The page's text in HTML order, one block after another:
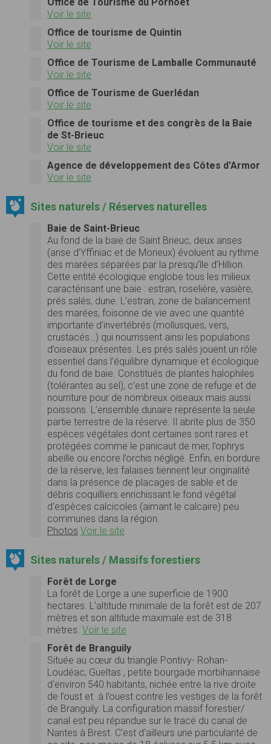
Voir le site
Office de tourisme de Quintin
Voir le site
Office de Tourisme de Lamballe Communauté
Voir le site
Office de Tourisme de Guerlédan
Voir le site
Office de tourisme et des congrès de la Baie
de St-Brieuc
Voir le site
Agence de développement des Côtes d'Armor
Voir le site
Sites naturels / Réserves naturelles
Baie de Saint-Brieuc
Au fond de la baie de Saint Brieuc, deux anses
(anse d’Yffiniac et de Morieux) évoluent au rythme
des marées séparées par la presqu’île d’Hillion.
Cette entité écologique englobe tous les milieux
caractérisant une baie : estran, roselière, vasière,
prés salés, dune. L’estran, zone de balancement
des marées, foisonne de vie avec une quantité
importante d’invertébrés (mollusques, vers,
crustacés…) qui nourrissent ainsi les populations
d’oiseaux présentes. Les prés salés jouent un rôle
essentiel dans l’équilibre dynamique et écologique
du fond de baie. Constitués de plantes halophiles
(tolérantes au sel), c’est une zone de refuge et de
nourriture pour de nombreux oiseaux mais aussi
poissons. L’ensemble dunaire représente la seule
partie terrestre de la réserve. Il abrite plus de 350
espèces végétales dont certaines sont rares et
protégées comme le panicaut de mer, l’ophrys
abeille ou encore l’orchis négligé. Enfin, en bordure
de la réserve, les falaises tiennent leur originalité
dans la présence de placages de sable et de
débris coquilliers enrichissant le fond végétal
d’espèces calcicoles (aimant le calcaire) peu
communes dans la région.
Photos Voir le site
Sites naturels / Massifs forestiers
Forêt de Lorge
La forêt de Lorge a une superficie de 1900
hectares. L'altitude minimale de la forêt est de 207
mètres et son altitude maximale est de 318
mètres. Voir le site
Forêt de Branguily
Située au cœur du triangle Pontivy- Rohan-
Loudéac, Gueltas , petite bourgade morbihannaise
d’environ 540 habitants, nichée entre la rive droite
de l’oust et à l’ouest contre les vestiges de la forêt
de Branguily. La configuration massif forestier/
canal est peu répandue sur le tracé du canal de
Nantes à Brest. C’est d’ailleurs une particularité de